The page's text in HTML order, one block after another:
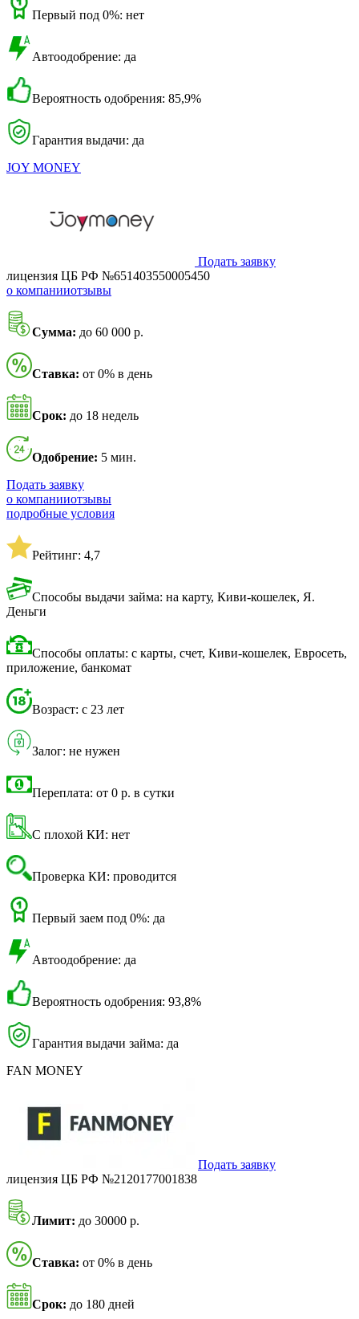
Первый под 0%: нет
Автоодобрение: да
Вероятность одобрения: 85,9%
Гарантия выдачи: да
JOY MONEY
Подать заявку
лицензия ЦБ РФ №651403550005450
о компанииотзывы
Сумма: до 60 000 р.
Ставка: от 0% в день
Срок: до 18 недель
Одобрение: 5 мин.
Подать заявку
о компанииотзывы
подробные условия
Рейтинг: 4,7
Способы выдачи займа: на карту, Киви-кошелек, Я.
Деньги
Способы оплаты: с карты, счет, Киви-кошелек, Евросеть,
приложение, банкомат
Возраст: с 23 лет
Залог: не нужен
Переплата: от 0 р. в сутки
С плохой КИ: нет
Проверка КИ: проводится
Первый заем под 0%: да
Автоодобрение: да
Вероятность одобрения: 93,8%
Гарантия выдачи займа: да
FAN MONEY
Подать заявку
лицензия ЦБ РФ №2120177001838
Лимит: до 30000 р.
Ставка: от 0% в день
Срок: до 180 дней